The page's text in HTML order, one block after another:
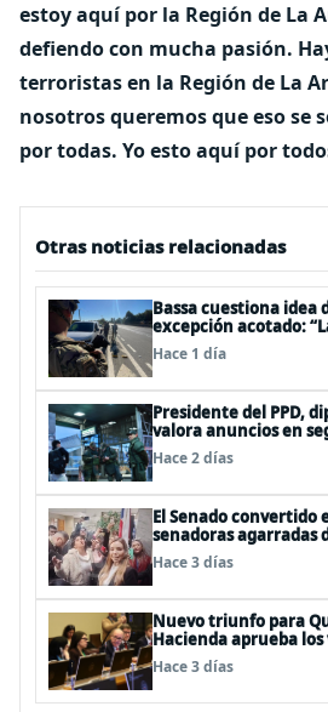
estoy aquí por la Región de La
defiendo con mucha pasión.
terroristas en la Región de La
nosotros queremos que eso se
por todas. Yo esto aquí por
Otras noticias relacionadas
Bassa cuestiona idea
excepción acotado:
policías”
Hace 1 día
Presidente del PPD,
valora anuncios en
advierte ausencia
secreto bancario
Hace 2 días
El Senado convertido
senadoras agarradas
Hace 3 días
Nuevo triunfo para
Hacienda aprueba los
Megarreforma
Hace 3 días